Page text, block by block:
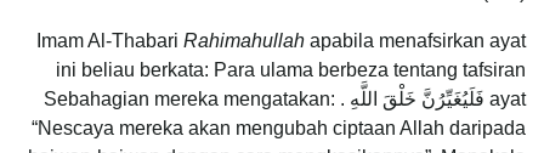
Imam Al-Thabari Rahimahullah apabila menafsirkan ayat
ini beliau berkata: Para ulama berbeza tentang tafsiran
ayat فَلَيُغَيِّرُنَّ خَلْقَ اللَّهِ . Sebahagian mereka mengatakan:
“Nescaya mereka akan mengubah ciptaan Allah daripada